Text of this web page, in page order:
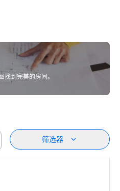
找到完美的房间。
筛选器